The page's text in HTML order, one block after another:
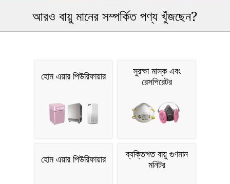
আরও বায়ু মানের সম্পর্কিত পণ্য খুঁজছেন?
হোম এয়ার পিউরিফায়ার
সুরক্ষা মাস্ক এবং
রেসপিরেটর
হোম এয়ার পিউরিফায়ার
ব্যক্তিগত বায়ু গুণমান
মনিটর